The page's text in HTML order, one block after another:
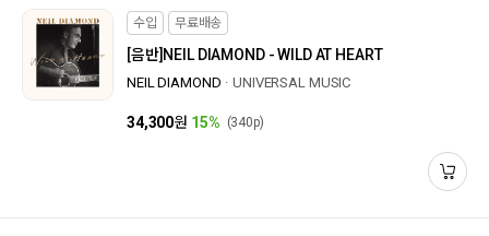
수입 무료배송
[음반] NEIL DIAMOND - WILD AT HEART
NEIL DIAMOND UNIVERSAL MUSIC
34,300원 15% (340p)